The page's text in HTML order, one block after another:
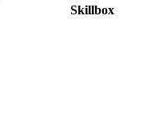
Skillbox